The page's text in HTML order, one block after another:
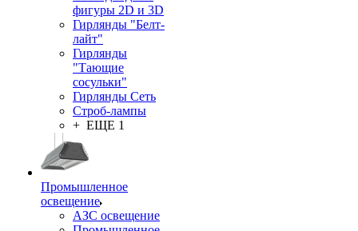
фигуры 2D и 3D
Гирлянды "Белт-
лайт"
Гирлянды
"Тающие
сосульки"
Гирлянды Сеть
Строб-лампы
+ ЕЩЕ 1
Промышленное
освещение
АЗС освещение